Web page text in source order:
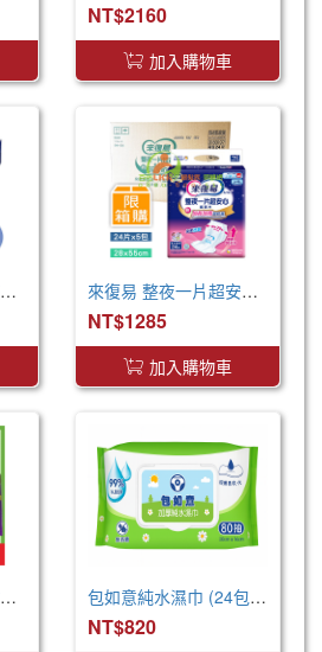
NT$2160
加入購物車
護力養 營養均衡完整配方(250ml x24罐 x2箱) 來復易 整夜一片超安心尿片55cm(24片*5包/箱) 取代原先臀部加寬尿片
NT$1285
加入購物車
包大人 棉柔透氣黏貼型 成人紙尿褲 XXL 箱購 巨無霸尺寸 包如意純水濕巾 (24包/箱)
NT$820